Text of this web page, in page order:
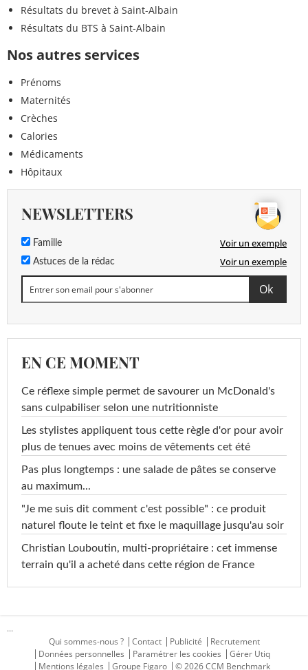
Résultats du brevet à Saint-Albain
Résultats du BTS à Saint-Albain
Nos autres services
Prénoms
Maternités
Crèches
Calories
Médicaments
Hôpitaux
NEWSLETTERS
Famille Voir un exemple
Astuces de la rédac Voir un exemple
EN CE MOMENT
Ce réflexe simple permet de savourer un McDonald's
sans culpabiliser selon une nutritionniste
Les stylistes appliquent tous cette règle d'or pour avoir
plus de tenues avec moins de vêtements cet été
Pas plus longtemps : une salade de pâtes se conserve
au maximum...
"Je me suis dit comment c'est possible" : ce produit
naturel floute le teint et fixe le maquillage jusqu'au soir
Christian Louboutin, multi-propriétaire : cet immense
terrain qu'il a acheté dans cette région de France
...
Qui sommes-nous ?
Contact Publicité
Recrutement
Données personnelles
Paramétrer les cookies
Gérer Utiq
Mentions légales
Groupe Figaro © 2026 CCM Benchmark